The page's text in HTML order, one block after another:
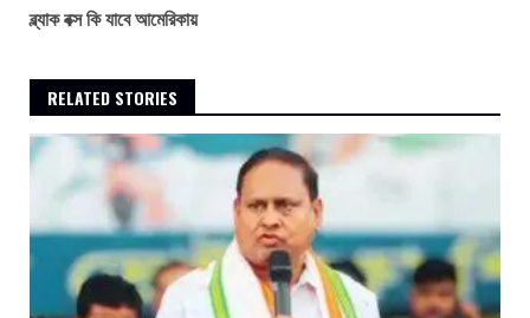
ব্ল্যাক বক্স কি যাবে আমেরিকায়
RELATED STORIES